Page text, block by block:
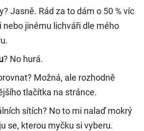
Jasně. Rád za to dám o 50 % víc
nebo jinému lichváři dle mého
? No hurá.
Možná, ale rozhodně
tlačítka na stránce.
sítích? No to mi nalaď mokrý
se, kterou myčku si vyberu.